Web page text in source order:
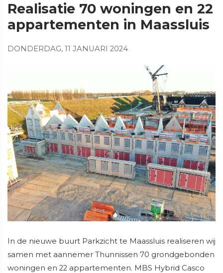
Realisatie 70 woningen en 22
appartementen in Maassluis
DONDERDAG, 11 JANUARI 2024
In de nieuwe buurt Parkzicht te Maassluis realiseren wij
samen met aannemer Thunnissen 70 grondgebonden
woningen en 22 appartementen. MBS Hybrid Casco